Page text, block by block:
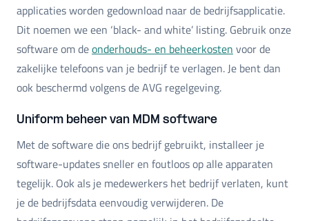
applicaties worden gedownload naar de bedrijfsapplicatie.
Dit noemen we een ‘black- and white’ listing. Gebruik onze
software om deonderhouds- en beheerkosten voor de
zakelijke telefoons van je bedrijf te verlagen. Je bent dan
ook beschermd volgens de AVG regelgeving.
Uniform beheer van MDM software
Met de software die ons bedrijf gebruikt, installeer je
software-updates sneller en foutloos op alle apparaten
tegelijk. Ook als je medewerkers het bedrijf verlaten, kunt
je de bedrijfsdata eenvoudig verwijderen. De